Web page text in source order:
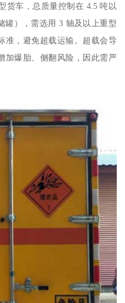
货车，总质量控制在 4.5 吨以
罐），需选用 3 轴及以上重型
准，避免超载运输。超载会导
加爆胎、侧翻风险，因此需严